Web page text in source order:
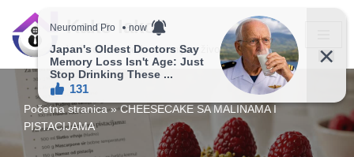
Skip
content
Kako lako?
Vaš vodič ka jednostavnijem životu!
Početna stranica»CHEESECAKE SA MALINAMA I
PISTACIJAMA